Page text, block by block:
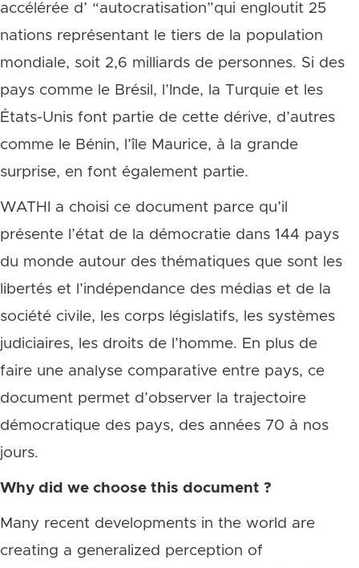
accélérée d’ “autocratisation”qui engloutit 25
nations représentant le tiers de la population
mondiale, soit 2,6 milliards de personnes. Si des
pays comme le Brésil, l’Inde, la Turquie et les
États-Unis font partie de cette dérive, d’autres
comme le Bénin, l’île Maurice, à la grande
surprise, en font également partie.
WATHI a choisi ce document parce qu’il
présente l’état de la démocratie dans 144 pays
du monde autour des thématiques que sont les
libertés et l’indépendance des médias et de la
société civile, les corps législatifs, les systèmes
judiciaires, les droits de l’homme. En plus de
faire une analyse comparative entre pays, ce
document permet d’observer la trajectoire
démocratique des pays, des années 70 à nos
jours.
Why did we choose this document ?
Many recent developments in the world are
creating a generalized perception of